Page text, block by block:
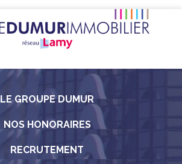
LE GROUPE DUMUR
NOS HONORAIRES
RECRUTEMENT